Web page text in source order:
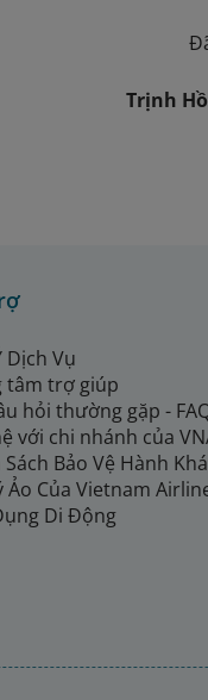
Trịnh
Dịch Vụ
tâm trợ giúp
hỏi thường gặp -
với chi nhánh của
Sách Bảo Vệ Hành
Ảo Của Vietnam
Di Động